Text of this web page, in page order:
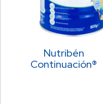
Nutribén
Continuación®